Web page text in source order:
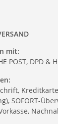
mit:
POST, DPD &
SOFORT-